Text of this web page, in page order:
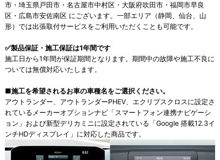
市・埼玉県戸田市・名古屋市中村区・大阪府吹田市・福岡市早良
区・広島市安佐南区 にございます。一部エリア（静岡、仙台、山
形）では出張取付サービスをご利用いただくことも可能です。
✅製品保証・施工保証は1年間です
施工日から1年間が保証期間となります。期間中の故障や施工不良に
ついては無償対応いたします。
■施工を希望されるお車の車種名をご選択ください。
アウトランダー、アウトランダーPHEV、エクリプスクロスに設定さ
れているメーカーオプションナビ「スマートフォン連携ナビゲーシ
ョン」および新型デリカミニに設定されている「Google 搭載12.3イ
ンチHDディスプレイ」に対応した商品です。